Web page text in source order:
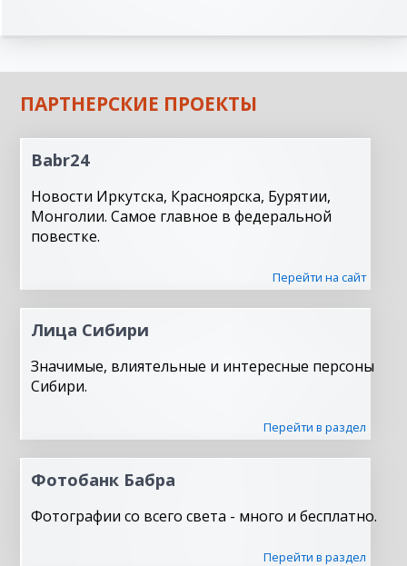
ПАРТНЕРСКИЕ ПРОЕКТЫ
Babr24
Новости Иркутска, Красноярска, Бурятии,
Монголии. Самое главное в федеральной
повестке.
Перейти на сайт
Лица Сибири
Значимые, влиятельные и интересные персоны
Сибири.
Перейти в раздел
Фотобанк Бабра
Фотографии со всего света - много и бесплатно.
Перейти в раздел